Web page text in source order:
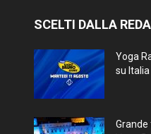
SCELTI DALLA
Yoga
su Italia
Grande